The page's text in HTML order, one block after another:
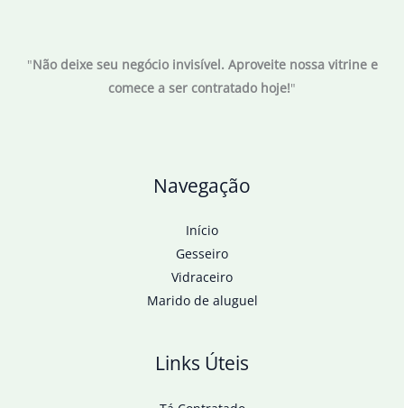
Copa
"Não deixe seu negócio invisível. Aproveite nossa vitrine e
comece a ser contratado hoje!"
Navegação
Início
Gesseiro
Vidraceiro
Marido de aluguel
Links Úteis